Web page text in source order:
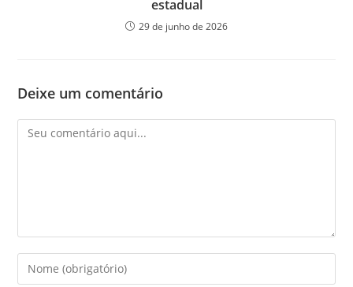
estadual
29 de junho de 2026
Deixe um comentário